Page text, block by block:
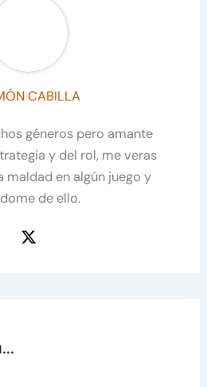
CABILLA
géneros pero amante
y del rol, me veras
maldad en algún juego y
de ello.